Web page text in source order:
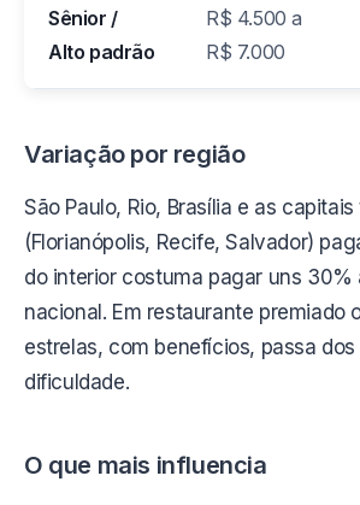
Sênior /
Alto padrão
R$ 4.500 a
R$ 7.000
Variação por região
São Paulo, Rio, Brasília e as
(Florianópolis, Recife, Salvador)
do interior costuma pagar uns 30%
nacional. Em restaurante premiado
estrelas, com benefícios, passa
dificuldade.
O que mais influencia